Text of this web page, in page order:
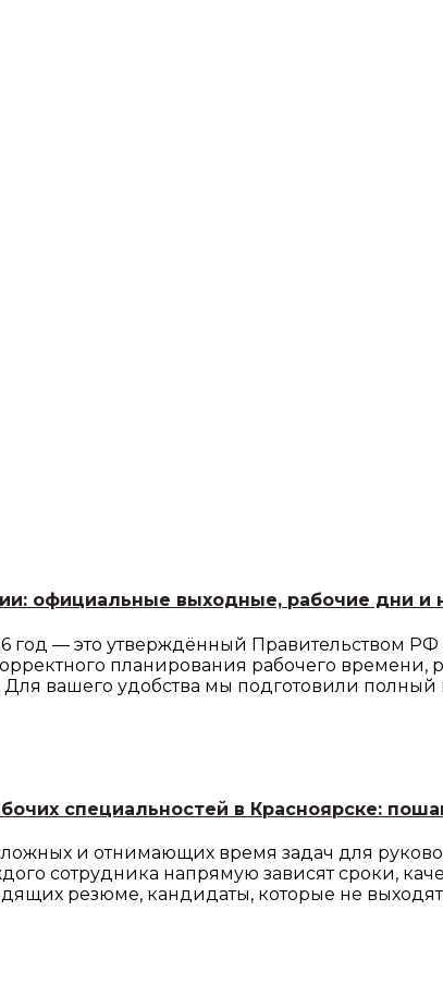
официальные выходные, рабочие дни и
— это утверждённый Правительством
планирования рабочего времени,
Для вашего удобства мы подготовили
специальностей в Красноярске:
и отнимающих время задач для
сотрудника напрямую зависят сроки,
резюме, кандидаты, которые не